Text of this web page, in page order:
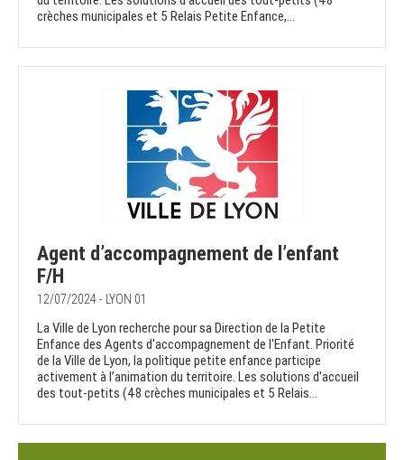
crèches municipales et 5 Relais Petite Enfance,...
Agent d’accompagnement de l’enfant
F/H
12/07/2024 - LYON 01
La Ville de Lyon recherche pour sa Direction de la Petite
Enfance des Agents d'accompagnement de l'Enfant. Priorité
de la Ville de Lyon, la politique petite enfance participe
activement à l’animation du territoire. Les solutions d'accueil
des tout-petits (48 crèches municipales et 5 Relais...